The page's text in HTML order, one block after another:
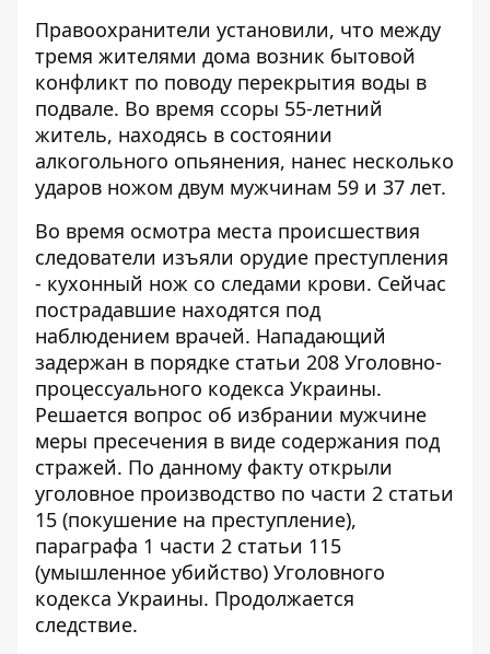
Правоохранители установили, что между
тремя жителями дома возник бытовой
конфликт по поводу перекрытия воды в
подвале. Во время ссоры 55-летний
житель, находясь в состоянии
алкогольного опьянения, нанес несколько
ударов ножом двум мужчинам 59 и 37 лет.
Во время осмотра места происшествия
следователи изъяли орудие преступления
- кухонный нож со следами крови. Сейчас
пострадавшие находятся под
наблюдением врачей. Нападающий
задержан в порядке статьи 208 Уголовно-
процессуального кодекса Украины.
Решается вопрос об избрании мужчине
меры пресечения в виде содержания под
стражей. По данному факту открыли
уголовное производство по части 2 статьи
15 (покушение на преступление),
параграфа 1 части 2 статьи 115
(умышленное убийство) Уголовного
кодекса Украины. Продолжается
следствие.